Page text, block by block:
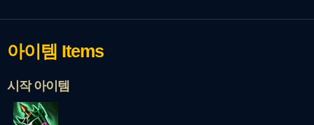
아이템 Items
시작 아이템